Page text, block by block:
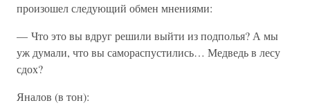
произошел следующий обмен мнениями:
— Что это вы вдруг решили выйти из подполья? А мы
уж думали, что вы самораспустились… Медведь в лесу
сдох?
Яналов (в тон):